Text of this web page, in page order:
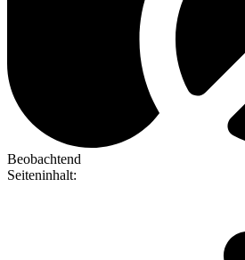
Beobachtend
Seiteninhalt: